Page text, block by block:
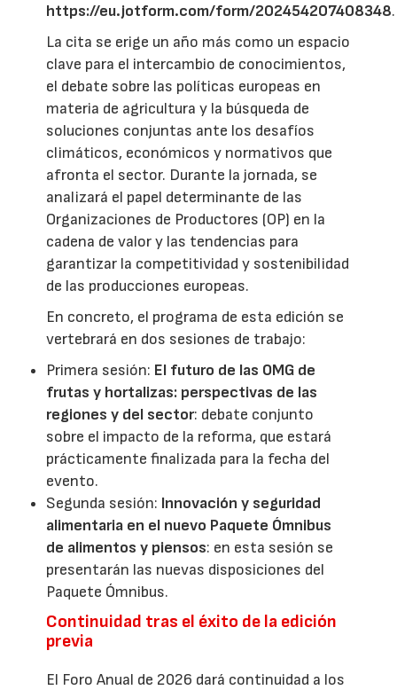
https://eu.jotform.com/form/202454207408348.
La cita se erige un año más como un espacio
clave para el intercambio de conocimientos,
el debate sobre las políticas europeas en
materia de agricultura y la búsqueda de
soluciones conjuntas ante los desafíos
climáticos, económicos y normativos que
afronta el sector. Durante la jornada, se
analizará el papel determinante de las
Organizaciones de Productores (OP) en la
cadena de valor y las tendencias para
garantizar la competitividad y sostenibilidad
de las producciones europeas.
En concreto, el programa de esta edición se
vertebrará en dos sesiones de trabajo:
Primera sesión: El futuro de las OMG de
frutas y hortalizas: perspectivas de las
regiones y del sector: debate conjunto
sobre el impacto de la reforma, que estará
prácticamente finalizada para la fecha del
evento.
Segunda sesión: Innovación y seguridad
alimentaria en el nuevo Paquete Ómnibus
de alimentos y piensos: en esta sesión se
presentarán las nuevas disposiciones del
Paquete Ómnibus.
Continuidad tras el éxito de la edición
previa
El Foro Anual de 2026 dará continuidad a los